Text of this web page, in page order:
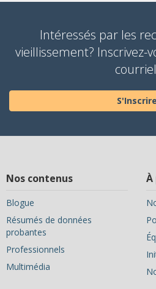
Intéressés par les
vieillissement? Inscrivez-
S'Inscrire
Nos contenus
Blogue
Résumés de données
probantes
Professionnels
Multimédia
À